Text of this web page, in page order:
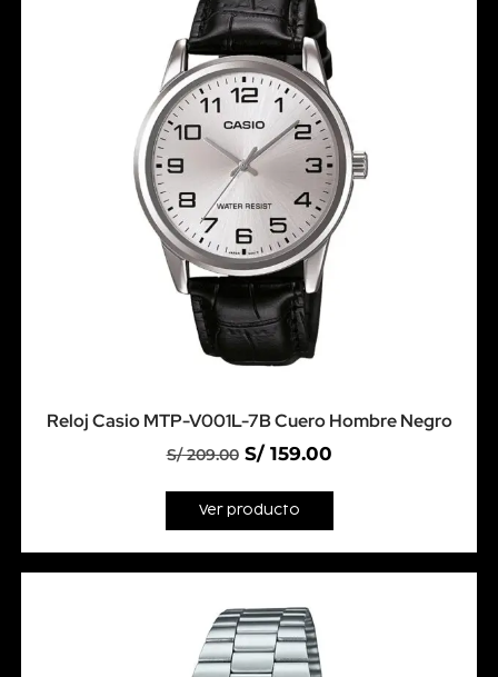
Reloj Casio MTP-V001L-7B Cuero Hombre Negro
S/209.00 S/159.00
Ver producto